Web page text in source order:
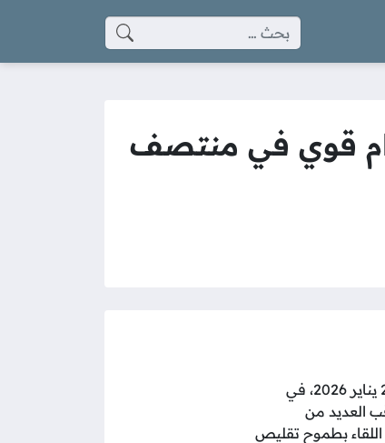
البحث عن:
ضد غزل المحلة في 28 يناير 2026: صدام قوي في منتصف
يوم 28 يناير 2026، في
العديد من
اللقاء بطموح تقليص